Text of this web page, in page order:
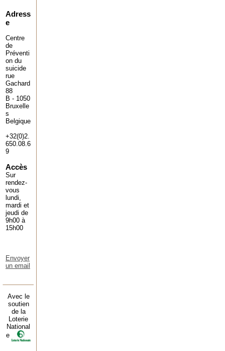
Adress
e
Centre
de
Préventi
on du
suicide
rue
Gachard
88
B - 1050
Bruxelle
s
Belgique
+32(0)2.
650.08.6
9
Accès
Sur
rendez-
vous
lundi,
mardi et
jeudi de
9h00 à
15h00
Envoyer
un email
Avec le
soutien
de la
Loterie
National
e